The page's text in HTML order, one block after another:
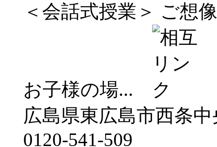
＜会話式授業＞ ご想
お子様の場...
広島県東広島市西条中
0120-541-509